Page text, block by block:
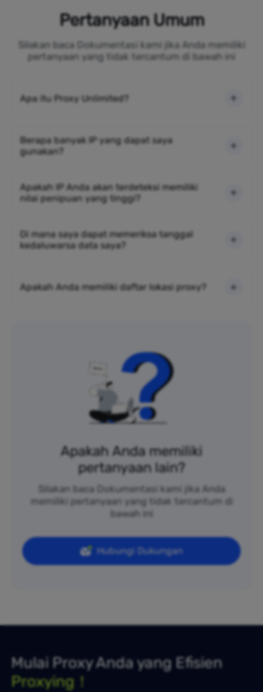
Pertanyaan Umum
Silakan baca Dokumentasi kami jika Anda memiliki
pertanyaan yang tidak tercantum di bawah ini
Apa itu Proxy Unlimited?
Berapa banyak IP yang dapat saya
gunakan?
Apakah IP Anda akan terdeteksi memiliki
nilai penipuan yang tinggi?
Di mana saya dapat memeriksa tanggal
kedaluwarsa data saya?
Apakah Anda memiliki daftar lokasi proxy?
Apakah Anda memiliki
pertanyaan lain?
Silakan baca Dokumentasi kami jika Anda
memiliki pertanyaan yang tidak tercantum di
bawah ini
Hubungi Dukungan
Mulai Proxy Anda yang Efisien
Proxying！